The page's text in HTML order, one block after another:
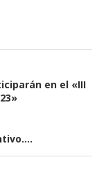
en el «III